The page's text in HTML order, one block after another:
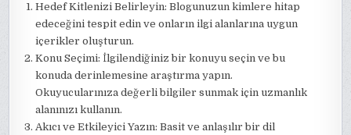
Hedef Kitlenizi Belirleyin: Blogunuzun kimlere hitap
edeceğini tespit edin ve onların ilgi alanlarına uygun
içerikler oluşturun.
Konu Seçimi: İlgilendiğiniz bir konuyu seçin ve bu
konuda derinlemesine araştırma yapın.
Okuyucularınıza değerli bilgiler sunmak için uzmanlık
alanınızı kullanın.
Akıcı ve Etkileyici Yazın: Basit ve anlaşılır bir dil